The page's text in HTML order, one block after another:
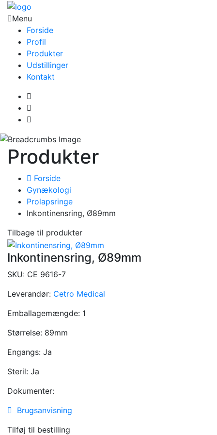
Menu
Forside
Profil
Produkter
Udstillinger
Kontakt
Produkter
Forside
Gynækologi
Prolapsringe
Inkontinensring, Ø89mm
Tilbage til produkter
Inkontinensring, Ø89mm
SKU: CE 9616-7
Leverandør: Cetro Medical
Emballagemængde: 1
Størrelse: 89mm
Engangs: Ja
Steril: Ja
Dokumenter:
Brugsanvisning
Tilføj til bestilling